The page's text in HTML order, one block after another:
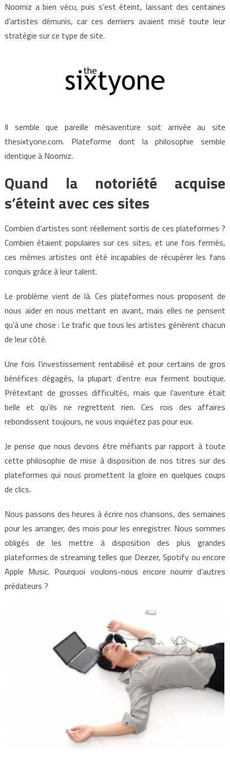
Noomiz a bien vécu, puis s’est éteint, laissant des centaines
d’artistes démunis, car ces derniers avaient misé toute leur
stratégie sur ce type de site.
Il semble que pareille mésaventure soit arrivée au site
thesixtyone.com. Plateforme dont la philosophie semble
identique à Noomiz.
Quand la notoriété acquise
s’éteint avec ces sites
Combien d’artistes sont réellement sortis de ces plateformes ?
Combien étaient populaires sur ces sites, et une fois fermés,
ces mêmes artistes ont été incapables de récupérer les fans
conquis grâce à leur talent.
Le problème vient de là. Ces plateformes nous proposent de
nous aider en nous mettant en avant, mais elles ne pensent
qu’à une chose : Le trafic que tous les artistes génèrent chacun
de leur côté.
Une fois l’investissement rentabilisé et pour certains de gros
bénéfices dégagés, la plupart d’entre eux ferment boutique.
Prétextant de grosses difficultés, mais que l’aventure était
belle et qu’ils ne regrettent rien. Ces rois des affaires
rebondissent toujours, ne vous inquiétez pas pour eux.
Je pense que nous devons être méfiants par rapport à toute
cette philosophie de mise à disposition de nos titres sur des
plateformes qui nous promettent la gloire en quelques coups
de clics.
Nous passons des heures à écrire nos chansons, des semaines
pour les arranger, des mois pour les enregistrer. Nous sommes
obligés de les mettre à disposition des plus grandes
plateformes de streaming telles que Deezer, Spotify ou encore
Apple Music. Pourquoi voulons-nous encore nourrir d’autres
prédateurs ?